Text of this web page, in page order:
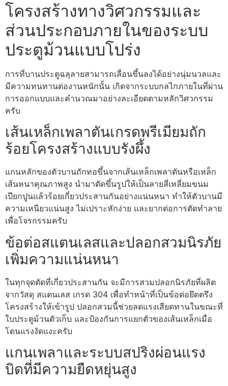
โครงสร้างทางวิศวกรรมและ
ส่วนประกอบภายในของระบบ
ประตูม้วนแบบโปร่ง
การที่บานประตูฉลุลายสามารถเลื่อนขึ้นลงได้อย่างนุ่มนวลและ
มีความทนทานต่องานหนักนั้น เกิดจากระบบกลไกภายในที่ผ่าน
การออกแบบและคำนวณมาอย่างละเอียดตามหลักวิศวกรรม
ครับ
เส้นเหล็กเพลาตันเกรดพรีเมียมถัก
ร้อยโครงสร้างแบบรังผึ้ง
แกนหลักของตัวบานถักทอขึ้นจากเส้นเหล็กเพลาตันหรือเหล็ก
เส้นหนาคุณภาพสูง นำมาดัดขึ้นรูปให้เป็นลายสี่เหลี่ยมขนม
เปียกปูนแล้วร้อยเกี่ยวประสานกันอย่างแน่นหนา ทำให้ตัวบานมี
ความเหนียวแน่นสูง ไม่เปราะหักง่าย และยากต่อการตัดทำลาย
เพื่อโจรกรรมครับ
ข้อต่อสแตนเลสและปลอกสวมนิรภัย
เพิ่มความแน่นหนา
ในทุกจุดตัดที่เกี่ยวประสานกัน จะมีการสวมปลอกนิรภัยที่ผลิต
จากวัสดุ สแตนเลส เกรด 304 เพื่อทำหน้าที่เป็นข้อต่อยึดตรึง
โครงสร้างให้เข้ารูป ปลอกสวมนี้ช่วยลดแรงเสียดทานในขณะที่
ใบประตูม้วนตัวเก็บ และป้องกันการแยกตัวของเส้นเหล็กเมื่อ
โดนแรงงัดแงะครับ
แกนเพลาและระบบสปริงผ่อนแรง
บิดที่มีความยืดหยุ่นสูง